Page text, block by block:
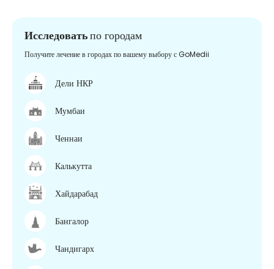
Исследоватьпо городам
Получите лечение в городах по вашему выбору с GoMedii
Дели НКР
Мумбаи
Ченнаи
Калькутта
Хайдарабад
Бангалор
Чандигарх